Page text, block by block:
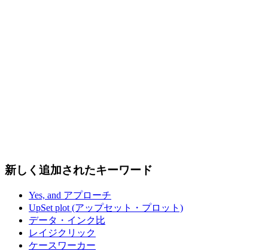
新しく追加されたキーワード
Yes, and アプローチ
UpSet plot (アップセット・プロット)
データ・インク比
レイジクリック
ケースワーカー